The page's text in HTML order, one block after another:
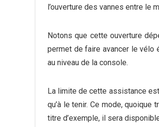
l’ouverture des vannes entre le
Notons que cette ouverture
permet de faire avancer le vélo
au niveau de la console.
La limite de cette assistance
qu’à le tenir. Ce mode,
titre d’exemple, il sera